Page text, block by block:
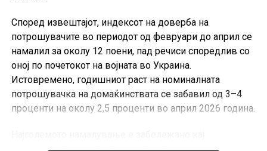
Според извештајот, индексот на доверба на
потрошувачите во периодот од февруари до април се
намалил за околу 12 поени, пад речиси споредлив со
оној по почетокот на војната во Украина.
Истовремено, годишниот раст на номиналната
потрошувачка на домаќинствата се забавил од 3–4
проценти на околу 2,5 проценти во април 2026 година.